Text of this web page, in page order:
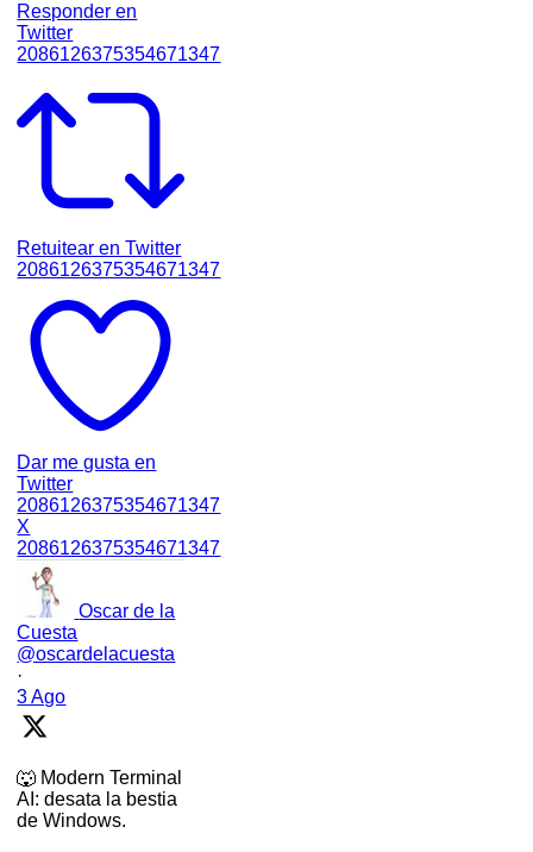
Responder en
Twitter
2086126375354671347
Retuitear en Twitter
2086126375354671347
Dar me gusta en
Twitter
2086126375354671347
X
2086126375354671347
Oscar de la
Cuesta
@oscardelacuesta
·
3 Ago
🐺 Modern Terminal
AI: desata la bestia
de Windows.